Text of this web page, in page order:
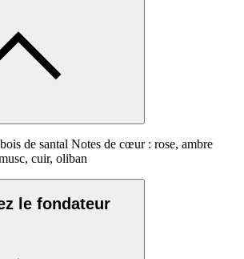
de santal Notes de cœur : rose, ambre
cuir, oliban
le fondateur